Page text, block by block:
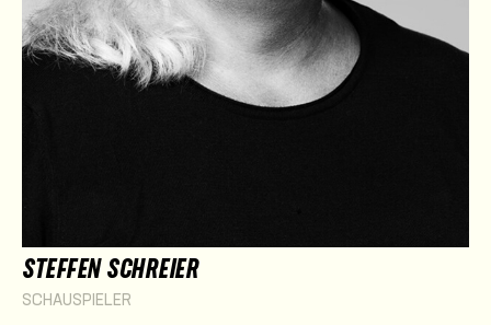
STEFFEN SCHREIER
SCHAUSPIELER